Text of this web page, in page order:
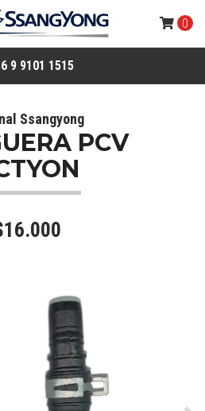
9 9101 1515
0
Ssangyong
PCV